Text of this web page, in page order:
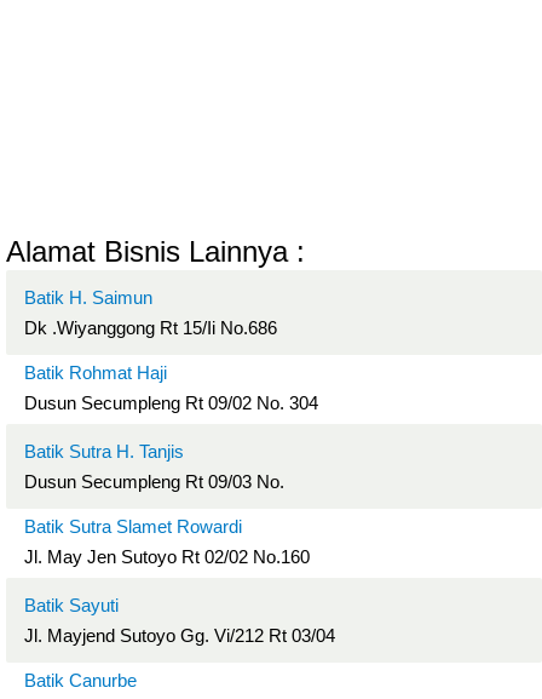
Alamat Bisnis Lainnya :
Batik H. Saimun
Dk .Wiyanggong Rt 15/Ii No.686
Batik Rohmat Haji
Dusun Secumpleng Rt 09/02 No. 304
Batik Sutra H. Tanjis
Dusun Secumpleng Rt 09/03 No.
Batik Sutra Slamet Rowardi
Jl. May Jen Sutoyo Rt 02/02 No.160
Batik Sayuti
Jl. Mayjend Sutoyo Gg. Vi/212 Rt 03/04
Batik Canurbe